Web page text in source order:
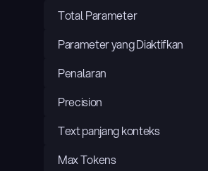
Total Parameter
Parameter yang Diaktifkan
Penalaran
Precision
Text panjang konteks
Max Tokens